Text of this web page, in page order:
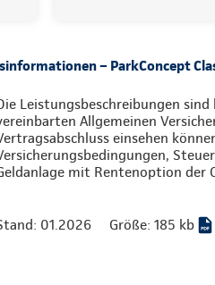
– ParkConcept
Leistungsbeschreibungen
Allgemeinen
einsehen
mit Rentenoption der
01.2026 Größe: 185 kb